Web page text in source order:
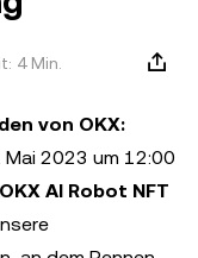
4 Min.
von OKX:
2023 um 12:00
AI Robot NFT